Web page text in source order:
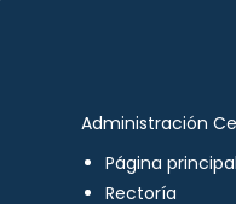
Administración
Página principal
Rectoría